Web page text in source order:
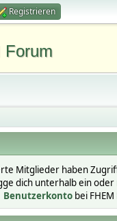
Registrieren
Forum
Mitglieder haben
dich unterhalb ein oder
Benutzerkonto bei